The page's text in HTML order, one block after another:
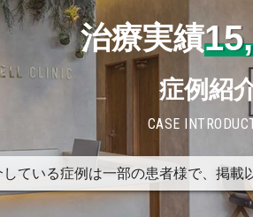
治療実績
症例紹
CASE
している症例は一部の患者様で、掲載